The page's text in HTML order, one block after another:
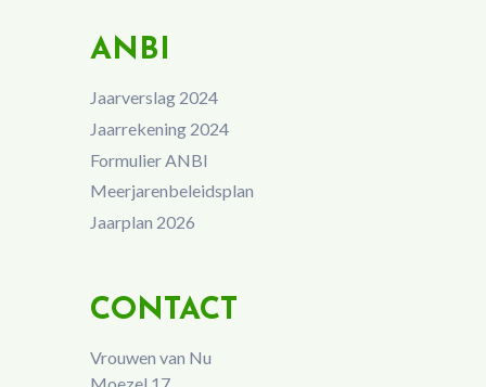
ANBI
Jaarverslag 2024
Jaarrekening 2024
Formulier ANBI
Meerjarenbeleidsplan
Jaarplan 2026
CONTACT
Vrouwen van Nu